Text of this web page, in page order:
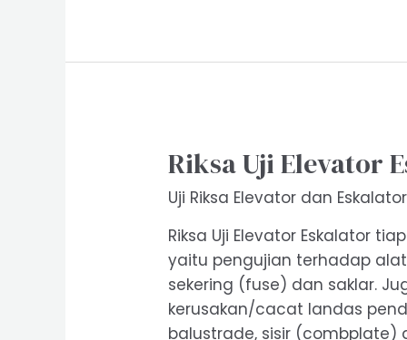
Riksa Uji Elevator
Uji Riksa Elevator dan Eskalator
Riksa Uji Elevator Eskalator
yaitu pengujian terhadap
sekering (fuse) dan saklar.
kerusakan/cacat landas
balustrade, sisir